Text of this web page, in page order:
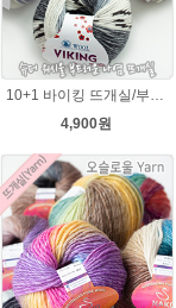
10+1 바이킹 뜨개실/부드러운 나염 아기털실 목도리실 Viking Yarn
4,900원